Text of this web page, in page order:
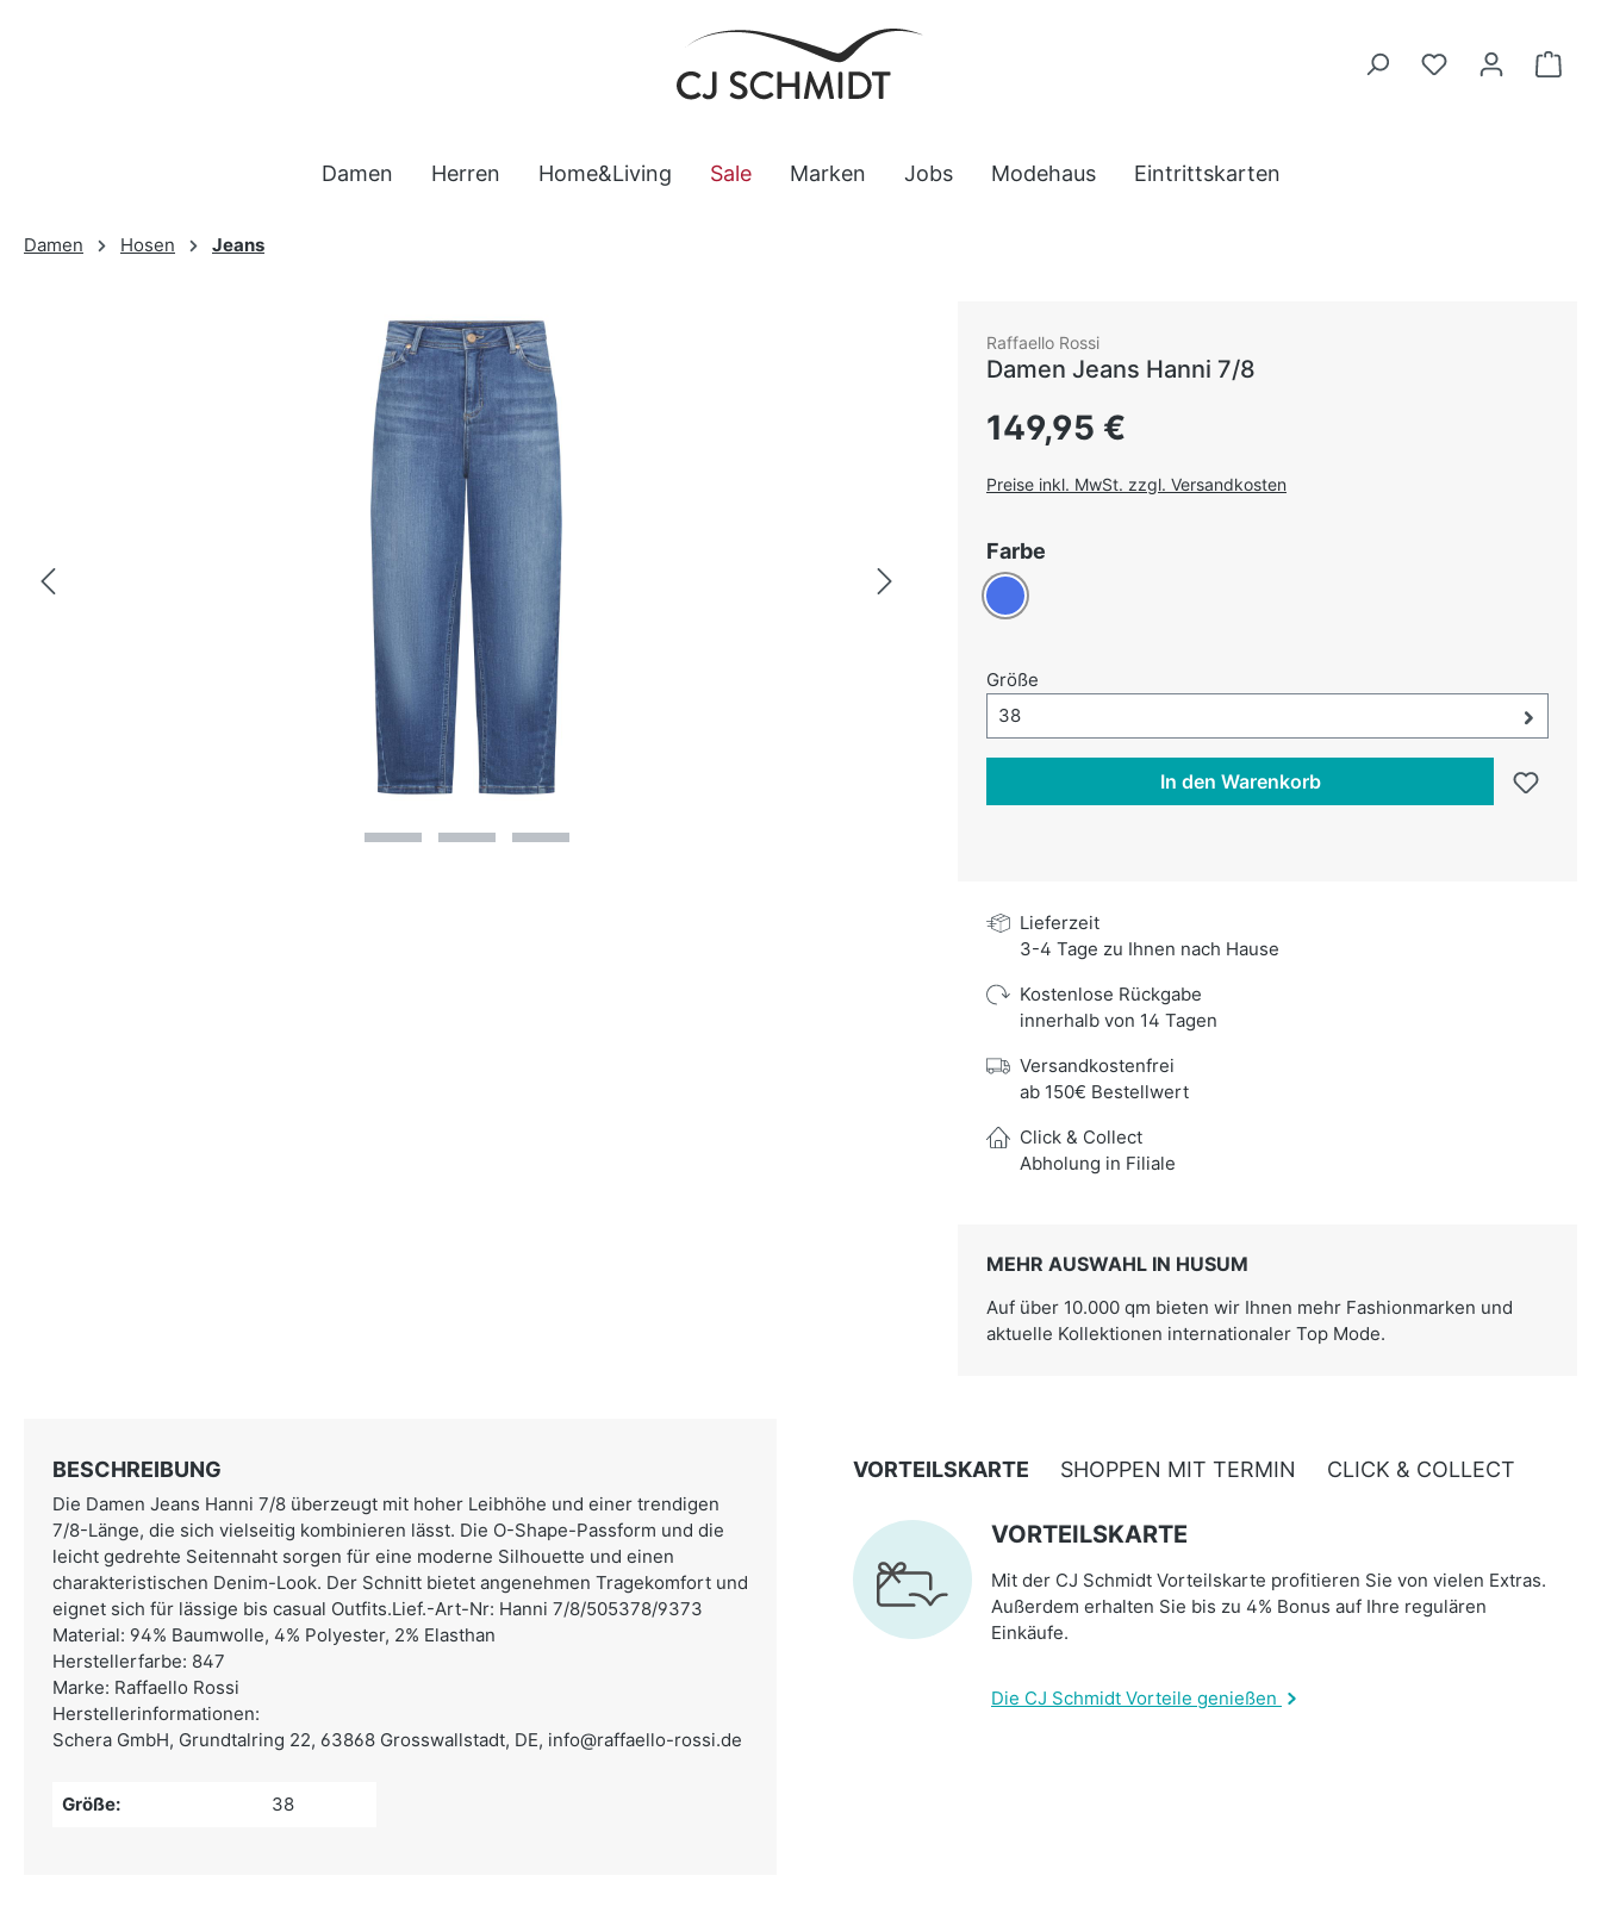
Damen Herren Home&Living Sale Marken Jobs Modehaus Eintrittskarten
Damen Hosen Jeans
Raffaello Rossi
Damen Jeans Hanni 7/8
Regulärer Preis:
149,95 €
Preise inkl. MwSt. zzgl. Versandkosten
Farbe
Blau
Größe
Größe-Auswahl öffnen, aktuell ausgewählt:
38
In den Warenkorb
Lieferzeit
3-4 Tage zu Ihnen nach Hause
Kostenlose Rückgabe
innerhalb von 14 Tagen
Versandkostenfrei
ab 150€ Bestellwert
Click & Collect
Abholung in Filiale
MEHR AUSWAHL IN HUSUM
Auf über 10.000 qm bieten wir Ihnen mehr Fashionmarken und
aktuelle Kollektionen internationaler Top Mode.
BESCHREIBUNG
Die Damen Jeans Hanni 7/8 überzeugt mit hoher Leibhöhe und einer trendigen
7/8-Länge, die sich vielseitig kombinieren lässt. Die O-Shape-Passform und die
leicht gedrehte Seitennaht sorgen für eine moderne Silhouette und einen
charakteristischen Denim-Look. Der Schnitt bietet angenehmen Tragekomfort und
eignet sich für lässige bis casual Outfits.Lief.-Art-Nr: Hanni 7/8/505378/9373
Material: 94% Baumwolle, 4% Polyester, 2% Elasthan
Herstellerfarbe: 847
Marke: Raffaello Rossi
Herstellerinformationen:
Schera GmbH, Grundtalring 22, 63868 Grosswallstadt, DE, info@raffaello-rossi.de
Größe: 38
VORTEILSKARTE SHOPPEN MIT TERMIN CLICK & COLLECT
VORTEILSKARTE
Mit der CJ Schmidt Vorteilskarte profitieren Sie von vielen Extras.
Außerdem erhalten Sie bis zu 4% Bonus auf Ihre regulären
Einkäufe.
Die CJ Schmidt Vorteile genießen